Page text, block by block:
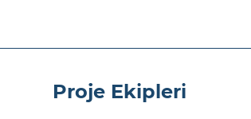
Proje Ekipleri